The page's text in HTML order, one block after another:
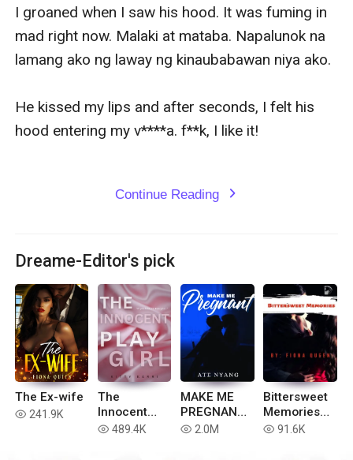
I groaned when I saw his hood. It was fuming in
mad right now. Malaki at mataba. Napalunok na
lamang ako ng laway ng kinaubabawan niya ako.
He kissed my lips and after seconds, I felt his
hood entering my v****a. f**k, I like it!
Continue Reading expand_more
Dreame-Editor's pick
The Ex-wife
read 241.9K
The
Innocent
Playgirl (R18
read 489.4K
MAKE ME
PREGNANT
(TAGALOG
read 2.0M
Bittersweet
Memories
(Coming
read 91.6K